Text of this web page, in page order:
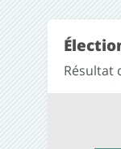
Résultat